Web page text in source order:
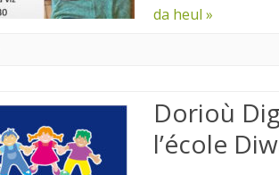
da heul »
Dorioù
l’école